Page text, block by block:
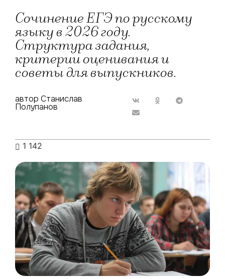
Сочинение ЕГЭ по русскому
языку в 2026 году.
Структура задания,
критерии оценивания и
советы для выпускников.
автор Станислав
Полупанов
1 142